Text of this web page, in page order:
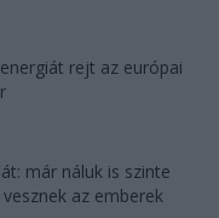
rejt az európai
már náluk is szinte
az emberek